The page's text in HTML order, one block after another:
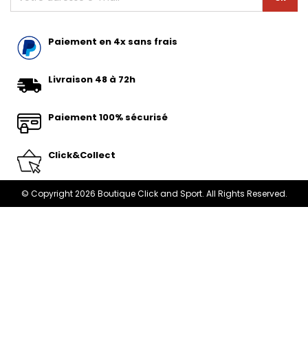
Paiement en 4x sans frais
Livraison 48 à 72h
Paiement 100% sécurisé
Click&Collect
© Copyright 2026 Boutique Click and Sport. All Rights Reserved.